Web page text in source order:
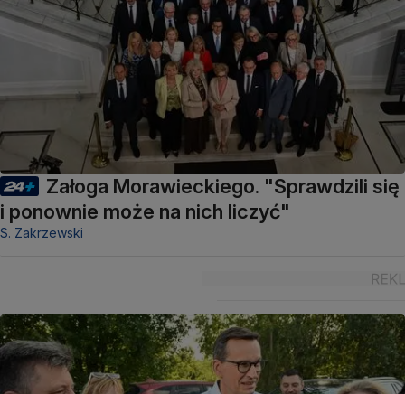
Załoga Morawieckiego. "Sprawdzili się
i ponownie może na nich liczyć"
S. Zakrzewski